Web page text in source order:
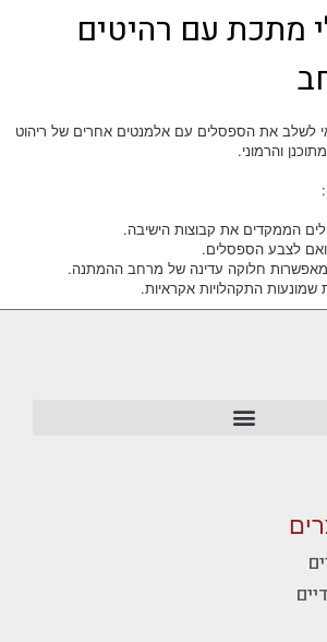
מתכת עם רהיטים
לשלב את הספסלים עם אלמנטים אחרים של ריהוט
והרמוני.
הממקדים את קבוצות הישיבה.
לצבע הספסלים.
חלוקה עדינה של מרחב ההמתנה.
שמונעות התקהלויות אקראיות.